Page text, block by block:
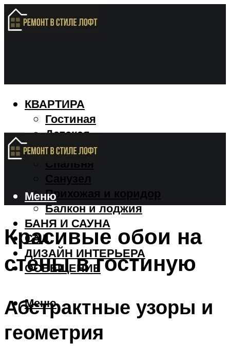
КВАРТИРА
Гостиная
Детская
Кухня
Спальня
Санузел
Прихожая и коридор
Балкон и лоджия
БАНЯ И САУНА
САД
ДИЗАЙН ИНТЕРЬЕРА
ОСВЕЩЕНИЕ
Меню
Меню
Красивые обои на
стены в гостиную
Абстрактные узоры и
геометрия